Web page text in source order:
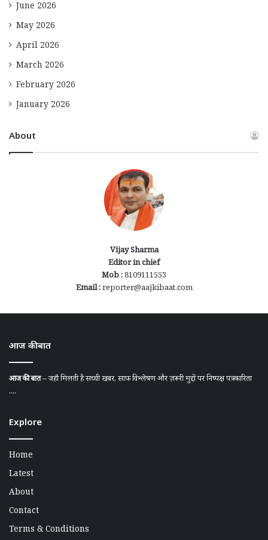
June 2026
May 2026
April 2026
March 2026
February 2026
January 2026
About
Vijay Sharma
Editor in chief
Mob :8109111553
Email :reporter@aajkibaat.com
आज की बात
आज की बात– जहाँ मिलती है सच्ची खबर, साफ़ विश्लेषण और ज़रूरी मुद्दों पर निष्पक्ष पत्रकारिता
....
Explore
Home
Latest
About
Contact
Terms & Conditions